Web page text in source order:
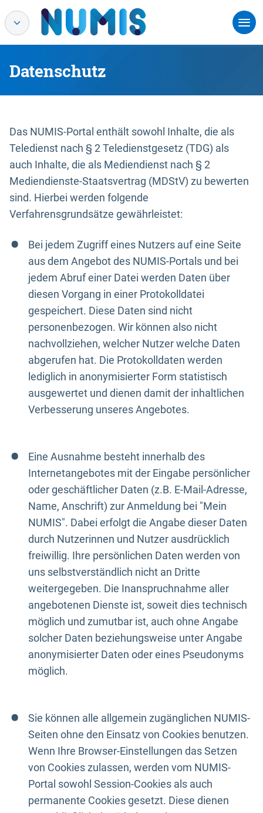
Datenschutz
Das NUMIS-Portal enthält sowohl Inhalte, die als
Teledienst nach § 2 Teledienstgesetz (TDG) als
auch Inhalte, die als Mediendienst nach § 2
Mediendienste-Staatsvertrag (MDStV) zu bewerten
sind. Hierbei werden folgende
Verfahrensgrundsätze gewährleistet:
Bei jedem Zugriff eines Nutzers auf eine Seite
aus dem Angebot des NUMIS-Portals und bei
jedem Abruf einer Datei werden Daten über
diesen Vorgang in einer Protokolldatei
gespeichert. Diese Daten sind nicht
personenbezogen. Wir können also nicht
nachvollziehen, welcher Nutzer welche Daten
abgerufen hat. Die Protokolldaten werden
lediglich in anonymisierter Form statistisch
ausgewertet und dienen damit der inhaltlichen
Verbesserung unseres Angebotes.
Eine Ausnahme besteht innerhalb des
Internetangebotes mit der Eingabe persönlicher
oder geschäftlicher Daten (z.B. E-Mail-Adresse,
Name, Anschrift) zur Anmeldung bei "Mein
NUMIS". Dabei erfolgt die Angabe dieser Daten
durch Nutzerinnen und Nutzer ausdrücklich
freiwillig. Ihre persönlichen Daten werden von
uns selbstverständlich nicht an Dritte
weitergegeben. Die Inanspruchnahme aller
angebotenen Dienste ist, soweit dies technisch
möglich und zumutbar ist, auch ohne Angabe
solcher Daten beziehungsweise unter Angabe
anonymisierter Daten oder eines Pseudonyms
möglich.
Sie können alle allgemein zugänglichen NUMIS-
Seiten ohne den Einsatz von Cookies benutzen.
Wenn Ihre Browser-Einstellungen das Setzen
von Cookies zulassen, werden vom NUMIS-
Portal sowohl Session-Cookies als auch
permanente Cookies gesetzt. Diese dienen